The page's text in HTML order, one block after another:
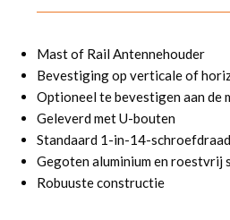
Mast of Rail Antennehouder
Bevestiging op verticale of
Optioneel te bevestigen aan de
Geleverd met U-bouten
Standaard 1-in-14-schroefdraad
Gegoten aluminium en roestvrij
Robuuste constructie